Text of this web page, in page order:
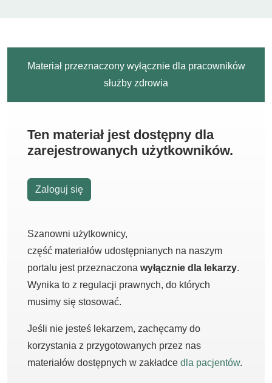
Materiał przeznaczony wyłącznie dla pracowników
służby zdrowia
Ten materiał jest dostępny dla
zarejestrowanych użytkowników.
Zaloguj się
Szanowni użytkownicy,
część materiałów udostępnianych na naszym
portalu jest przeznaczona wyłącznie dla lekarzy.
Wynika to z regulacji prawnych, do których
musimy się stosować.
Jeśli nie jesteś lekarzem, zachęcamy do
korzystania z przygotowanych przez nas
materiałów dostępnych w zakładce dla pacjentów.